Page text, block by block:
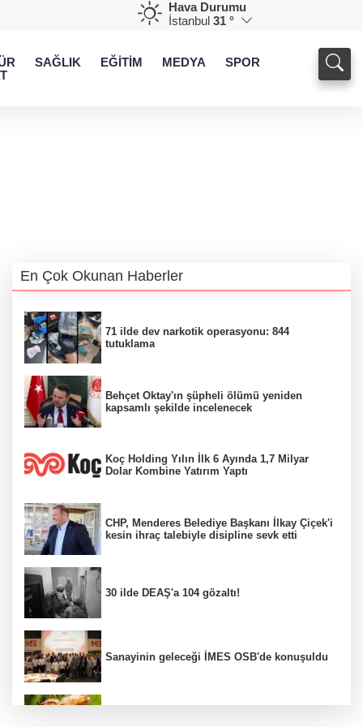
Hava Durumu
İstanbul 31 °
SAĞLIK EĞİTİM MEDYA SPOR
En Çok Okunan Haberler
71 ilde dev narkotik operasyonu: 844
tutuklama
Behçet Oktay'ın şüpheli ölümü yeniden
kapsamlı şekilde incelenecek
Koç Holding Yılın İlk 6 Ayında 1,7 Milyar
Dolar Kombine Yatırım Yaptı
CHP, Menderes Belediye Başkanı İlkay Çiçek'i
kesin ihraç talebiyle disipline sevk etti
30 ilde DEAŞ'a 104 gözaltı!
Sanayinin geleceği İMES OSB'de konuşuldu